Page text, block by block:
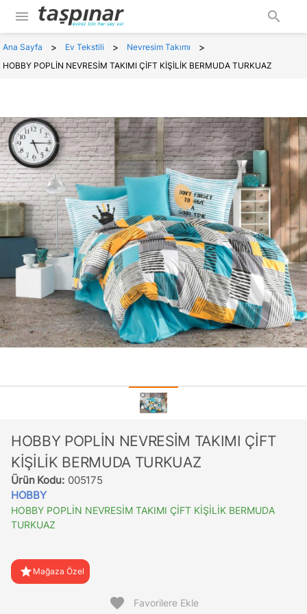
menu search
Ana Sayfa > Ev Tekstili > Nevresim Takımı >
HOBBY POPLİN NEVRESİM TAKIMI ÇİFT KİŞİLİK BERMUDA TURKUAZ
HOBBY POPLİN NEVRESİM TAKIMI ÇİFT
KİŞİLİK BERMUDA TURKUAZ
Ürün Kodu: 005175
HOBBY
HOBBY POPLİN NEVRESİM TAKIMI ÇİFT KİŞİLİK BERMUDA
TURKUAZ
star Mağaza Özel
favorite Favorilere Ekle